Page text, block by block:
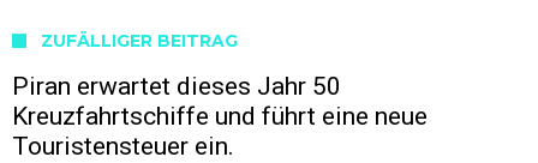
ZUFÄLLIGER BEITRAG
Piran erwartet dieses Jahr 50
Kreuzfahrtschiffe und führt eine neue
Touristensteuer ein.